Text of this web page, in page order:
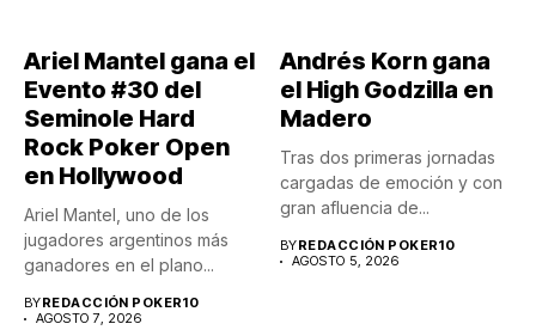
Ariel Mantel gana el
Evento #30 del
Seminole Hard
Rock Poker Open
en Hollywood
Ariel Mantel, uno de los
jugadores argentinos más
ganadores en el plano...
BYREDACCIÓN POKER10
AGOSTO 7, 2026
Andrés Korn gana
el High Godzilla en
Madero
Tras dos primeras jornadas
cargadas de emoción y con
gran afluencia de...
BYREDACCIÓN POKER10
AGOSTO 5, 2026